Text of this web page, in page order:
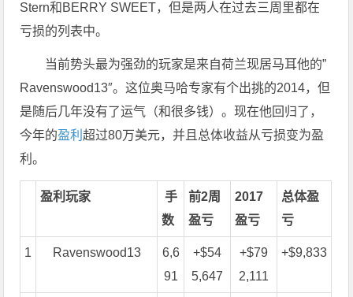
Stern和BERRY SWEET，但是两人在过去三周里都在
亏损的列表中。
当前势头最为强劲的玩家是来自荷兰现居马耳他的”
Ravenswood13″。这位奥马哈专家有个出挑的2014，但
是随后几年没有了运气（和很多钱）。现在他回归了，
今年的盈利超过80万美元，并且总体收益从亏损变为盈
利。
盈利玩家
手
数
前2周
盈亏
2017
盈亏
总体盈
亏
1 Ravenswood13
6,6
91
+$54
5,647
+$79
2,111
+$9,833